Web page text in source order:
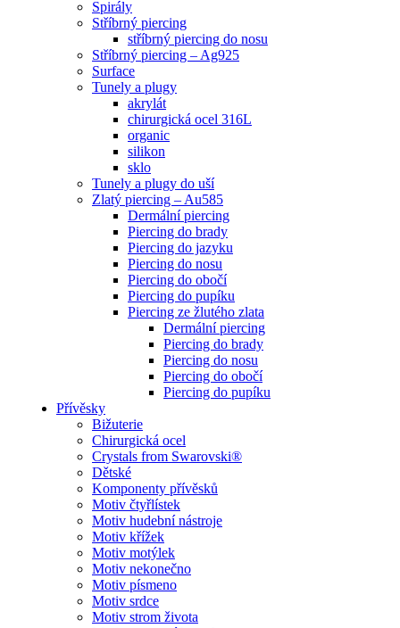
Spirály
Stříbrný piercing
stříbrný piercing do nosu
Stříbrný piercing – Ag925
Surface
Tunely a plugy
akrylát
chirurgická ocel 316L
organic
silikon
sklo
Tunely a plugy do uší
Zlatý piercing – Au585
Dermální piercing
Piercing do brady
Piercing do jazyku
Piercing do nosu
Piercing do obočí
Piercing do pupíku
Piercing ze žlutého zlata
Dermální piercing
Piercing do brady
Piercing do nosu
Piercing do obočí
Piercing do pupíku
Přívěsky
Bižuterie
Chirurgická ocel
Crystals from Swarovski®
Dětské
Komponenty přívěsků
Motiv čtyřlístek
Motiv hudební nástroje
Motiv křížek
Motiv motýlek
Motiv nekonečno
Motiv písmeno
Motiv srdce
Motiv strom života